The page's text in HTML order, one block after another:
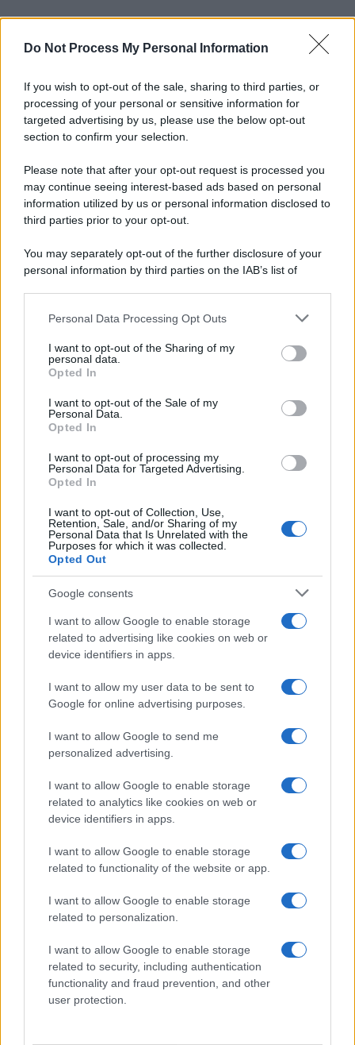
Do Not Process My Personal Information
If you wish to opt-out of the sale, sharing to third parties, or
processing of your personal or sensitive information for
targeted advertising by us, please use the below opt-out
section to confirm your selection.
Please note that after your opt-out request is processed you
may continue seeing interest-based ads based on personal
information utilized by us or personal information disclosed to
third parties prior to your opt-out.
You may separately opt-out of the further disclosure of your
personal information by third parties on the IAB’s list of
This information may also be disclosed by us to third parties
disclose it to other third parties.
Please note that this website/app uses one or more Google
services and may gather and store information including but
not limited to your visit or usage behaviour. You may click to
grant or deny consent to Google and its third-party tags to
consent section.
Personal Data Processing Opt Outs
I want to opt-out of the Sharing of my
personal data.
Opted In
I want to opt-out of the Sale of my
Personal Data.
Opted In
I want to opt-out of processing my
Personal Data for Targeted Advertising.
Opted In
I want to opt-out of Collection, Use,
Retention, Sale, and/or Sharing of my
Personal Data that Is Unrelated with the
Purposes for which it was collected.
Opted Out
Google consents
I want to allow Google to enable storage
related to advertising like cookies on web or
device identifiers in apps.
I want to allow my user data to be sent to
Google for online advertising purposes.
I want to allow Google to send me
personalized advertising.
I want to allow Google to enable storage
related to analytics like cookies on web or
device identifiers in apps.
I want to allow Google to enable storage
related to functionality of the website or app.
I want to allow Google to enable storage
related to personalization.
I want to allow Google to enable storage
related to security, including authentication
functionality and fraud prevention, and other
user protection.